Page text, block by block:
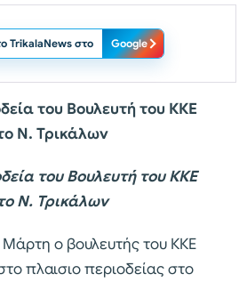
TrikalaNews στο Google
του Βουλευτή του ΚΚΕ
Ν. Τρικάλων
του Βουλευτή του ΚΚΕ
Ν. Τρικάλων
ο βουλευτής του ΚΚΕ
πλαισιο περιοδείας στο